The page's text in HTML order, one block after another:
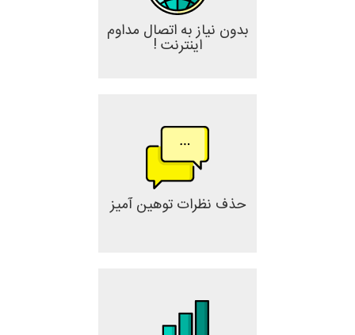
بدون نیاز به اتصال مداوم
اینترنت !
حذف نظرات توهین آمیز